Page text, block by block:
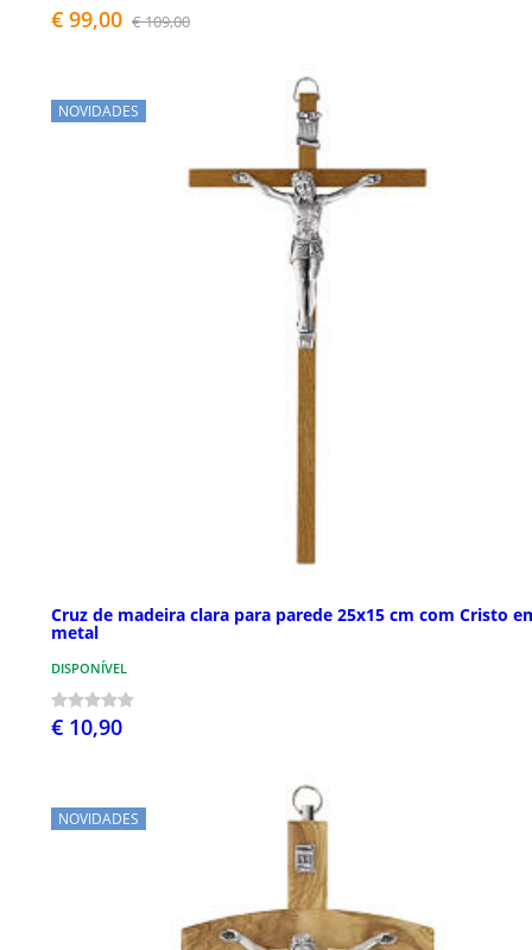
€ 99,00 € 109,00
NOVIDADES
Cruz de madeira clara para parede 25x15 cm com Cristo
metal
DISPONÍVEL
€ 10,90
NOVIDADES